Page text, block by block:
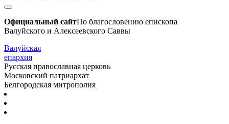
Официальный сайтПо благословению епископа
Валуйского и Алексеевского Саввы
Валуйская
епархия
Русская православная церковь
Московский патриархат
Белгородская митрополия